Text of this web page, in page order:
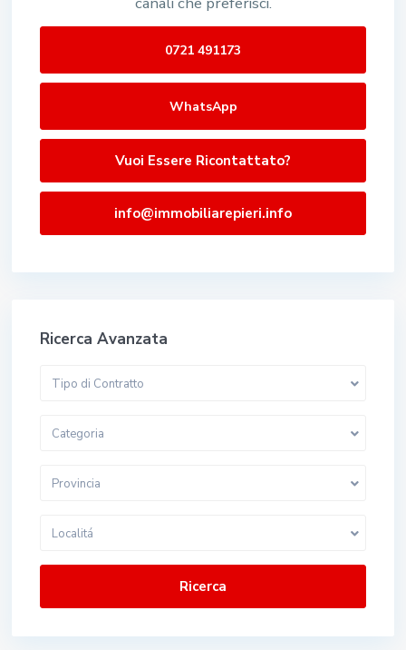
0721 491173
WhatsApp
Vuoi Essere Ricontattato?
info@immobiliarepieri.info
Ricerca Avanzata
Tipo di Contratto
Categoria
Provincia
Localitá
Ricerca